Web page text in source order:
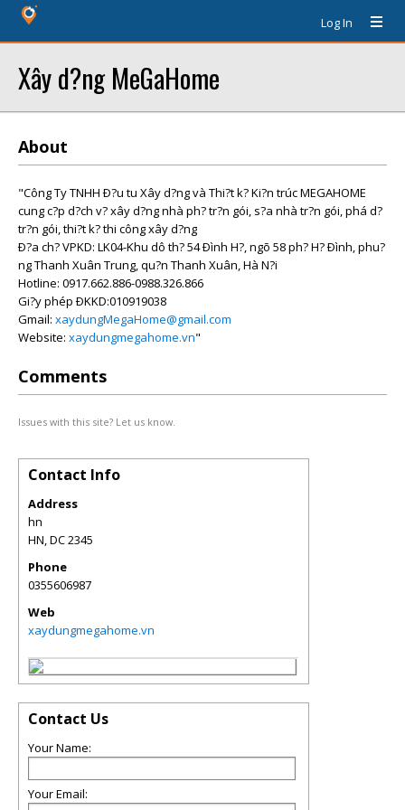
Log In
Xây d?ng MeGaHome
About
"Công Ty TNHH Ð?u tu Xây d?ng và Thi?t k? Ki?n trúc MEGAHOME
cung c?p d?ch v? xây d?ng nhà ph? tr?n gói, s?a nhà tr?n gói, phá d?
tr?n gói, thi?t k? thi công xây d?ng
Ð?a ch? VPKD: LK04-Khu dô th? 54 Ðình H?, ngõ 58 ph? H? Ðình, phu?
ng Thanh Xuân Trung, qu?n Thanh Xuân, Hà N?i
Hotline: 0917.662.886-0988.326.866
Gi?y phép ÐKKD:010919038
Gmail: xaydungMegaHome@gmail.com
Website: xaydungmegahome.vn"
Comments
Issues with this site? Let us know.
Contact Info
Address
hn
HN,DC2345
Phone
0355606987
Web
xaydungmegahome.vn
Contact Us
Your Name:
Your Email: